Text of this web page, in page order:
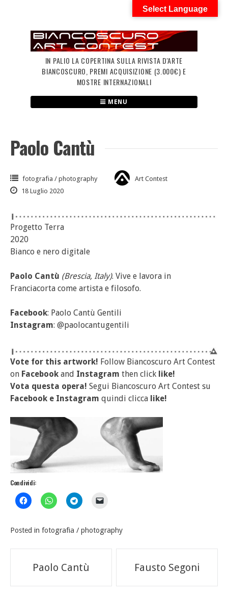
IN PALIO LA COPERTINA SULLA RIVISTA D'ARTE
BIANCOSCURO, PREMI ACQUISIZIONE (3.000€) E
MOSTRE INTERNAZIONALI
MENU
Paolo Cantù
fotografia / photography
Art Contest
18 Luglio 2020
Progetto Terra
2020
Bianco e nero digitale
Paolo Cantù (Brescia, Italy). Vive e lavora in
Franciacorta come artista e filosofo.
Facebook: Paolo Cantù Gentili
Instagram: @paolocantugentili
Vote for this artwork! Follow Biancoscuro Art Contest
on Facebook and Instagram then click like!
Vota questa opera! Segui Biancoscuro Art Contest su
Facebook e Instagram quindi clicca like!
Condividi:
Posted in fotografia / photography
Navigazione
articoli
Paolo Cantù Fausto Segoni
Select Language